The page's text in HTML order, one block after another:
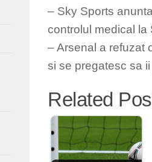
– Sky Sports
controlul medical la
– Arsenal a refuzat
si se pregatesc sa
Related